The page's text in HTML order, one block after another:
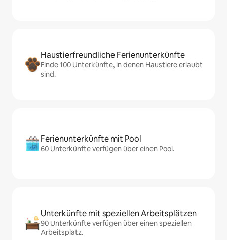
Haustierfreundliche Ferienunterkünfte
Finde 100 Unterkünfte, in denen Haustiere erlaubt
sind.
Ferienunterkünfte mit Pool
60 Unterkünfte verfügen über einen Pool.
Unterkünfte mit speziellen Arbeitsplätzen
90 Unterkünfte verfügen über einen speziellen
Arbeitsplatz.